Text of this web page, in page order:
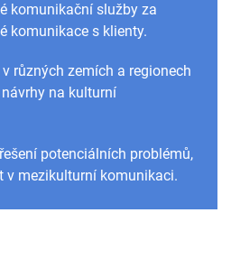
komunikační služby za
komunikace s klienty.
různých zemích a regionech
na kulturní
potenciálních problémů,
v mezikulturní komunikaci.